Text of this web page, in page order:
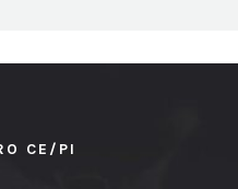
CE/PI